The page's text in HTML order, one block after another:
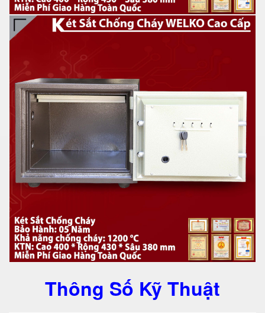
Thông Số Kỹ Thuật